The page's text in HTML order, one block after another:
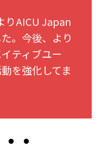
りAICU Japan
。今後、より
ティブユー
を強化してま